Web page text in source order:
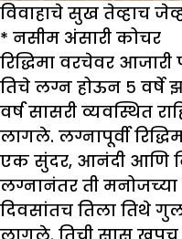
विवाहाचे सुख तेव्हाच
* नसीम अंसारी कोचर
रिद्धिमा वरचेवर
तिचे लग्न होऊन ५ वर्षे
वर्ष सासरी व्यवस्थित
लागले. लग्नापूर्वी
एक सुंदर, आनंदी आणि
लग्नानंतर ती
दिवसांतच तिला तिथे